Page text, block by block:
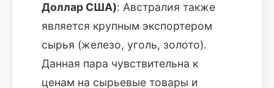
Доллар США): Австралия также
является крупным экспортером
сырья (железо, уголь, золото).
Данная пара чувствительна к
ценам на сырьевые товары и